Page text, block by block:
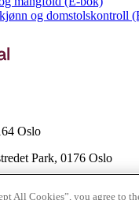
og domstolskontroll
Oslo
Park, 0176 Oslo
All Cookies”, you agree to